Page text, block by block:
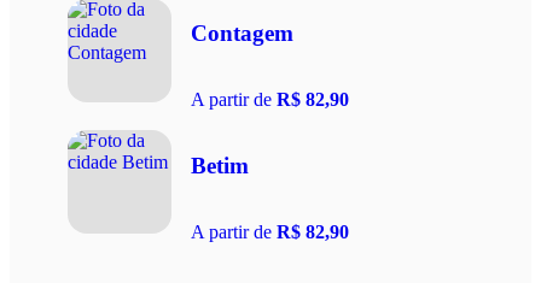
Contagem
A partir de R$ 82,90
Betim
A partir de R$ 82,90